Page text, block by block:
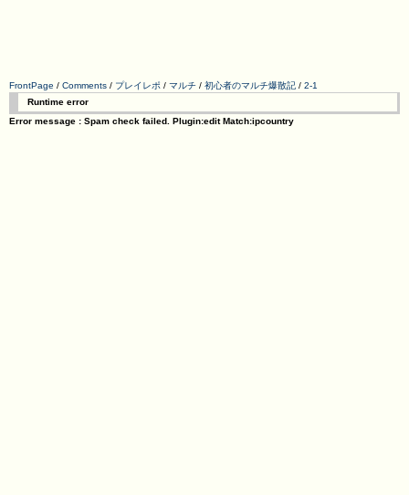
FrontPage / Comments / プレイレポ / マルチ / 初心者のマルチ爆散記 / 2-1
Runtime error
Error message : Spam check failed. Plugin:edit Match:ipcountry